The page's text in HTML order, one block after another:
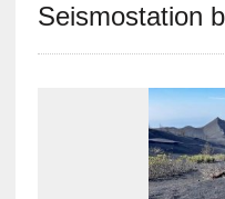
Seismostation